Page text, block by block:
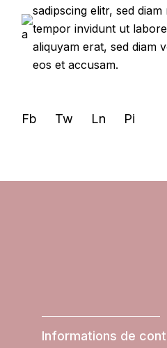
sadipscing elitr, sed
tempor invidunt ut
aliquyam erat, sed diam
eos et accusam.
Fb Tw Ln Pi
Informations de